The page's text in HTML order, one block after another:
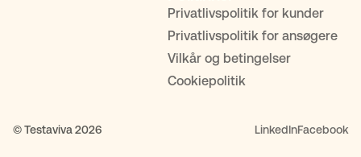
Privatlivspolitik for kunder
Privatlivspolitik for ansøgere
Vilkår og betingelser
Cookiepolitik
© Testaviva 2026 LinkedInFacebook